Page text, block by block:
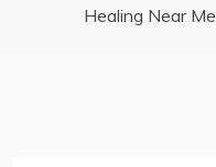
Healing Near Me